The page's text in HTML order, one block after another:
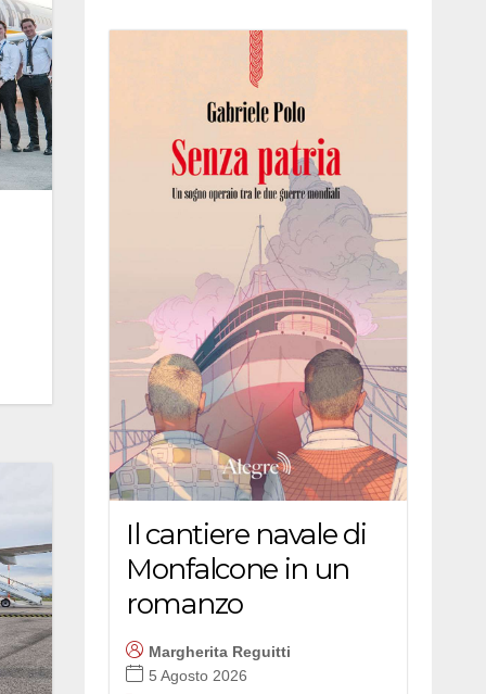
Il cantiere navale di
Monfalcone in un
romanzo
Margherita Reguitti
5 Agosto 2026